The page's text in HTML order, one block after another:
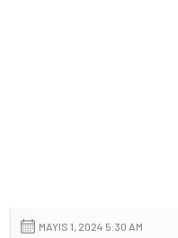
MAYIS 1, 2024 5:30 AM